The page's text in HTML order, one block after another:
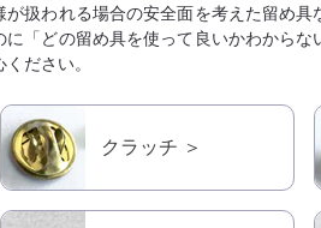
が扱われる場合の安全面を考えた留め
に「どの留め具を使って良いかわから
ください。
クラッチ ＞